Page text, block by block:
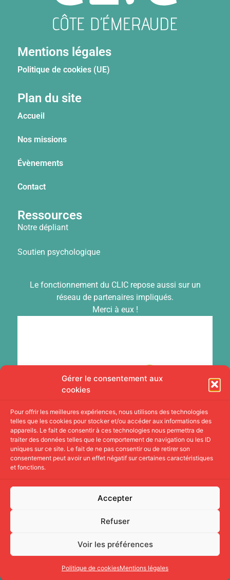
Gérer le consentement aux
cookies
Pour offrir les meilleures expériences, nous utilisons des technologies
telles que les cookies pour stocker et/ou accéder aux informations des
appareils. Le fait de consentir à ces technologies nous permettra de
traiter des données telles que le comportement de navigation ou les ID
uniques sur ce site. Le fait de ne pas consentir ou de retirer son
consentement peut avoir un effet négatif sur certaines caractéristiques
et fonctions.
Accepter
Refuser
Voir les préférences
Politique de cookiesMentions légales
Mentions légales
Politique de cookies (UE)
Plan du site
Accueil
Nos missions
Évènements
Contact
Ressources
Notre dépliant
Soutien psychologique
Le fonctionnement du CLIC repose aussi sur un
réseau de partenaires impliqués.
Merci à eux !
Solatypic, l’agence qui brise les codes.
Copyright 2026 © CLIC35